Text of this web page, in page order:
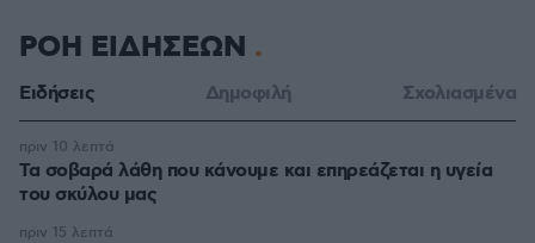
ΡΟΗ ΕΙΔΗΣΕΩΝ
Ειδήσεις Δημοφιλή Σχολιασμένα
Τα σοβαρά λάθη που κάνουμε και επηρεάζεται η υγεία
του σκύλου μας
πριν 10 λεπτά
πριν 15 λεπτά